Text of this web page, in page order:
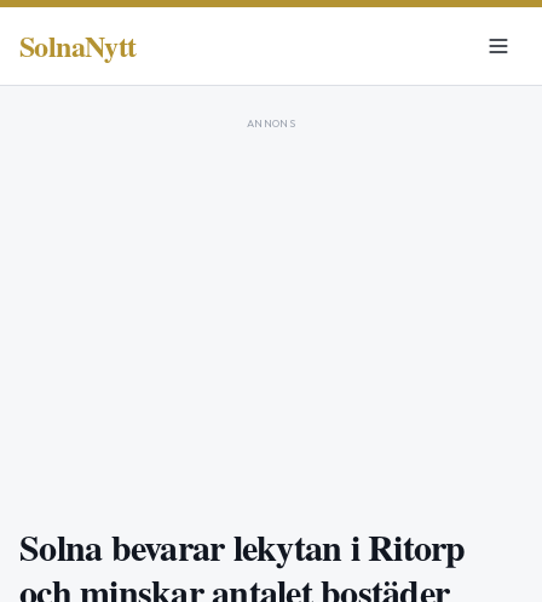
SolnaNytt
ANNONS
Solna bevarar lekytan i Ritorp
och minskar antalet bostäder